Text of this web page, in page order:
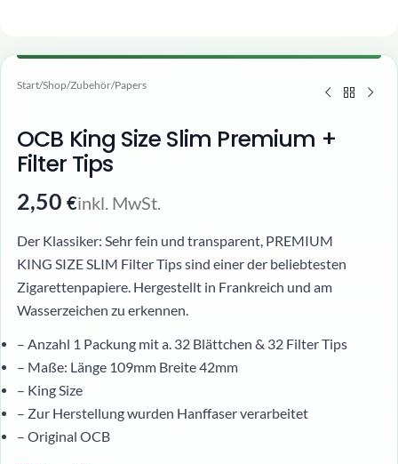
Start/Shop/Zubehör/Papers
OCB King Size Slim Premium +
Filter Tips
2,50 €inkl. MwSt.
Der Klassiker: Sehr fein und transparent, PREMIUM
KING SIZE SLIM Filter Tips sind einer der beliebtesten
Zigarettenpapiere. Hergestellt in Frankreich und am
Wasserzeichen zu erkennen.
– Anzahl 1 Packung mit a. 32 Blättchen & 32 Filter Tips
– Maße: Länge 109mm Breite 42mm
– King Size
– Zur Herstellung wurden Hanffaser verarbeitet
– Original OCB